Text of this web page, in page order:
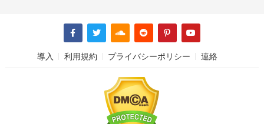
導入 利用規約 プライバシーポリシー 連絡